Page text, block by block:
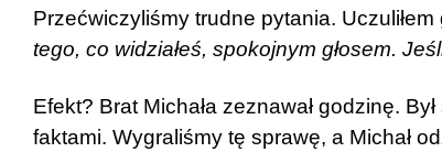
Przećwiczyliśmy trudne pytania. Uczuliłem
tego, co widziałeś, spokojnym głosem.
Efekt? Brat Michała zeznawał godzinę.
faktami. Wygraliśmy tę sprawę, a Michał